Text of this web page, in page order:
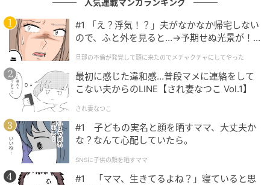
ウーマンエキサイト
人気連載マンガランキング
#1 「え？浮気！？」夫がなかなか帰宅しない
ので、ふと外を見ると…→予期せぬ光景が！
クチャにしてやった
旦那の不倫が発覚して頭に来たのでメチャクチャにしてやった
最初に感じた違和感…普段マメに連絡をして
こない夫からのLINE【され妻なつこ Vol.1】
され妻なつこ
#1 子どもの実名と顔を晒すママ、大丈夫か
な？なんて心配していたら。
SNSに子供の顔を晒すママ
#1 「ママ、生きてるよね？」寝ていると思